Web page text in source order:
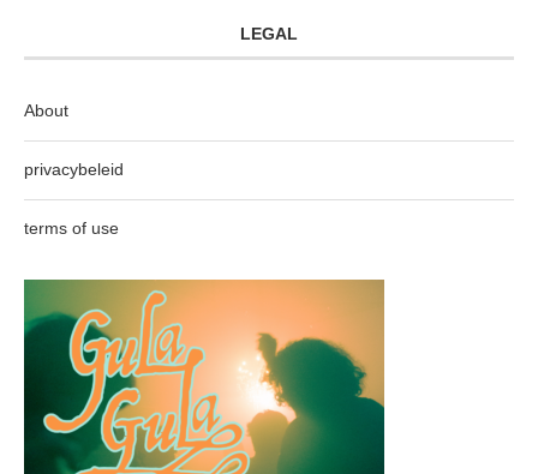
LEGAL
About
privacybeleid
terms of use